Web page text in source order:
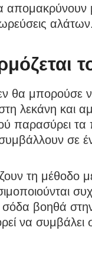
αλάτων.
θα μπορούσε
λεκάνη και
παρασύρει
σε
τη μέθοδο
βοηθά
να